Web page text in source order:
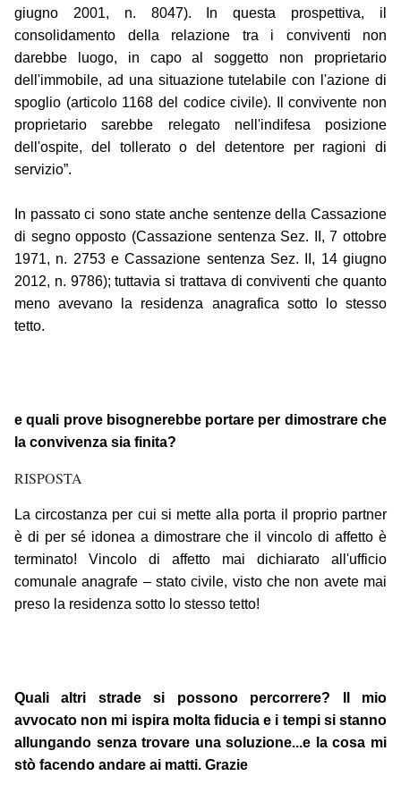
giugno 2001, n. 8047). In questa prospettiva, il
consolidamento della relazione tra i conviventi non
darebbe luogo, in capo al soggetto non proprietario
dell'immobile, ad una situazione tutelabile con l'azione di
spoglio (articolo 1168 del codice civile). Il convivente non
proprietario sarebbe relegato nell'indifesa posizione
dell'ospite, del tollerato o del detentore per ragioni di
servizio”.
In passato ci sono state anche sentenze della Cassazione
di segno opposto (Cassazione sentenza Sez. II, 7 ottobre
1971, n. 2753 e Cassazione sentenza Sez. II, 14 giugno
2012, n. 9786); tuttavia si trattava di conviventi che quanto
meno avevano la residenza anagrafica sotto lo stesso
tetto.
e quali prove bisognerebbe portare per dimostrare che
la convivenza sia finita?
RISPOSTA
La circostanza per cui si mette alla porta il proprio partner
è di per sé idonea a dimostrare che il vincolo di affetto è
terminato! Vincolo di affetto mai dichiarato all'ufficio
comunale anagrafe – stato civile, visto che non avete mai
preso la residenza sotto lo stesso tetto!
Quali altri strade si possono percorrere? Il mio
avvocato non mi ispira molta fiducia e i tempi si stanno
allungando senza trovare una soluzione...e la cosa mi
stò facendo andare ai matti. Grazie